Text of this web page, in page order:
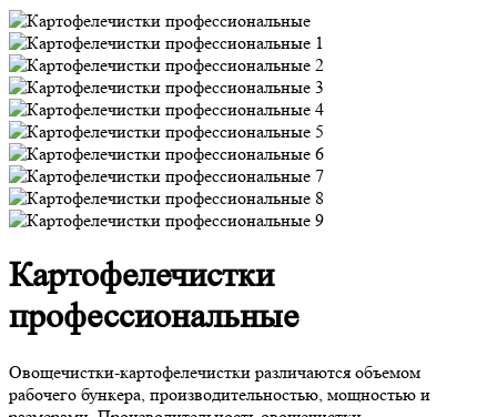
Картофелечистки
профессиональные
Овощечистки-картофелечистки различаются объемом
рабочего бункера, производительностью, мощностью и